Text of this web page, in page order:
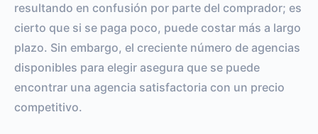
resultando en confusión por parte del comprador; es
cierto que si se paga poco, puede costar más a largo
plazo. Sin embargo, el creciente número de agencias
disponibles para elegir asegura que se puede
encontrar una agencia satisfactoria con un precio
competitivo.